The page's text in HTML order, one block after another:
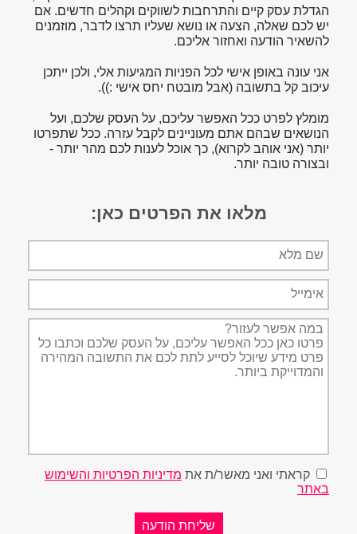
הגדלת עסק קיים והתרחבות לשווקים וקהלים חדשים. אם
יש לכם שאלה, הצעה או נושא שעליו תרצו לדבר, מוזמנים
להשאיר הודעה ואחזור אליכם.
אני עונה באופן אישי לכל הפניות המגיעות אלי, ולכן ייתכן
עיכוב קל בתשובה (אבל מובטח יחס אישי :)).
מומלץ לפרט ככל האפשר עליכם, על העסק שלכם, ועל
הנושאים שבהם אתם מעוניינים לקבל עזרה. ככל שתפרטו
יותר (אני אוהב לקרוא), כך אוכל לענות לכם מהר יותר -
ובצורה טובה יותר.
מלאו את הפרטים כאן:
מלא
תיאור
הפניה
קראתי ואני מאשר/ת את מדיניות הפרטיות והשימוש
באתר